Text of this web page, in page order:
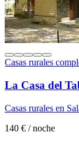
Casas rurales
La Casa del
Casas rurales en
140 € / noche